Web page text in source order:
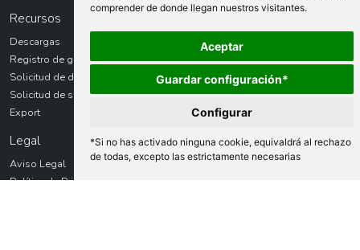
comprender de donde llegan nuestros visitantes.
Aceptar
Guardar configuración*
Configurar
*Si no has activado ninguna cookie, equivaldrá al rechazo
de todas, excepto las estrictamente necesarias
Recursos
Descargas
Registro de garantías
Solicitud de devolución
Solicitud de servicio técnico
Export
Legal
Aviso Legal
Política de Privacidad